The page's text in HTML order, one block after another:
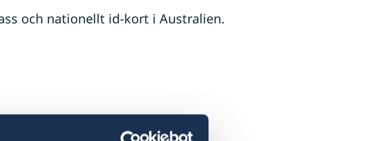
och nationellt id-kort i Australien.